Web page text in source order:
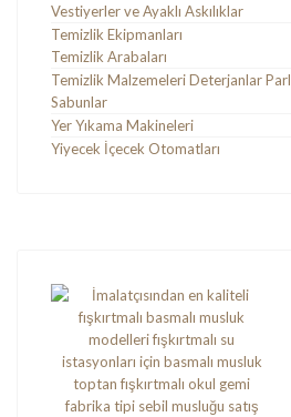
Vestiyerler ve Ayaklı Askılıklar
Temizlik Ekipmanları
Temizlik Arabaları
Temizlik Malzemeleri Deterjanlar
Sabunlar
Yer Yıkama Makineleri
Yiyecek İçecek Otomatları